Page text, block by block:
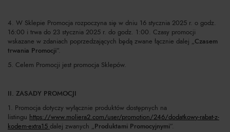
4. W Sklepie Promocja rozpoczyna się w dniu 16 stycznia 2025 r. o godz.
16:00 i trwa do 23 stycznia 2025 r. do godz. 1:00. Czasy promocji
wskazane w zdaniach poprzedzających będą zwane łącznie dalej „Czasem
trwania Promocji”.
5. Celem Promocji jest promocja Sklepów.
II. ZASADY PROMOCJI
1. Promocja dotyczy wyłącznie produktów dostępnych na
listingu https://www.moliera2.com/user/promotion/246/dodatkowy-rabat-z-
kodem-extra15 dalej zwanych „Produktami Promocyjnymi”.